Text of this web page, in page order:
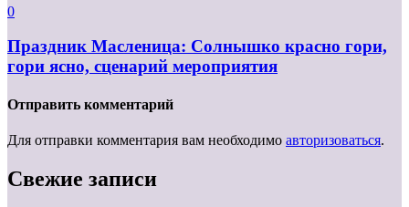
0
Праздник Масленица: Солнышко красно гори,
гори ясно, сценарий мероприятия
Отправить комментарий
Для отправки комментария вам необходимо авторизоваться.
Свежие записи